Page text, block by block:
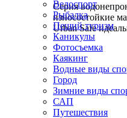
Серия
износостойкие
Urban Safe
Велоспорт
Рыбалка
Пеший туризм
Каникулы
Фотосъемка
Каякинг
Водные виды
Город
Зимние виды
САП
Путешествия